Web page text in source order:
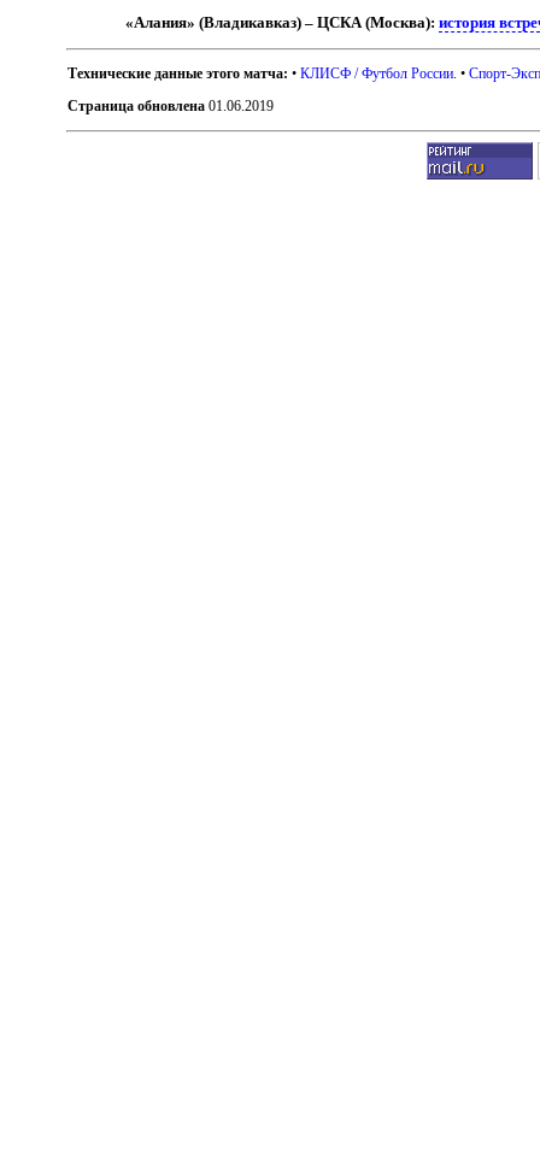
«Алания» (Владикавказ) – ЦСКА (Москва):история
Технические данные этого матча: •КЛИСФ / Футбол России . •Спорт-
Страница обновлена 01.06.2019